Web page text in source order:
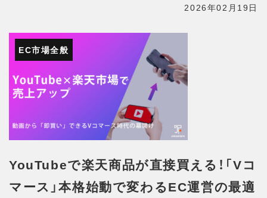
2026年02月19日
EC市場全般
YouTubeで楽天商品が直接買える！「Vコ
マース」本格始動で変わるEC運営の最適